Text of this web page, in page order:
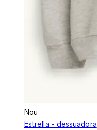
Nou
Estrella - dessuadora